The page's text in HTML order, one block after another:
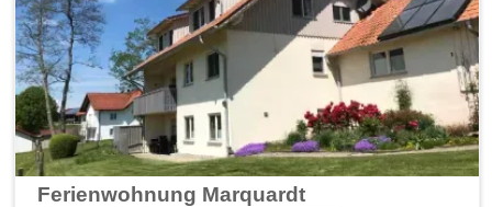
Ferienwohnung Marquardt